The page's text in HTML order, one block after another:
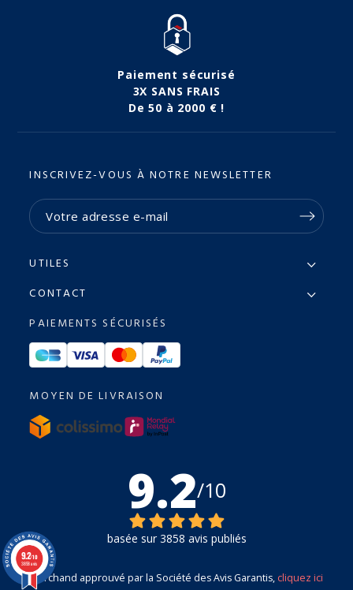
Paiement sécurisé
3X SANS FRAIS
De 50 à 2000 € !
INSCRIVEZ-VOUS À NOTRE NEWSLETTER
UTILES
CONTACT
PAIEMENTS SÉCURISÉS
MOYEN DE LIVRAISON
9.2/10
basée sur 3858 avis publiés
Marchand approuvé par la Société des Avis Garantis, cliquez ici
9.2/10
3858 avis